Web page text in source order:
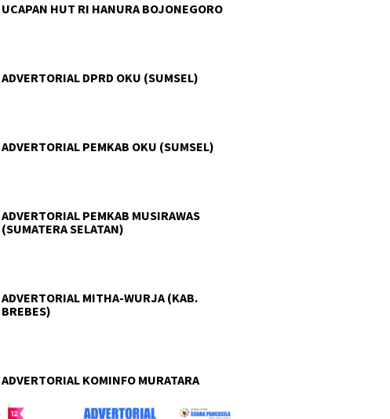
UCAPAN HUT RI HANURA BOJONEGORO
ADVERTORIAL DPRD OKU (SUMSEL)
ADVERTORIAL PEMKAB OKU (SUMSEL)
ADVERTORIAL PEMKAB MUSIRAWAS
(SUMATERA SELATAN)
ADVERTORIAL MITHA-WURJA (KAB.
BREBES)
ADVERTORIAL KOMINFO MURATARA